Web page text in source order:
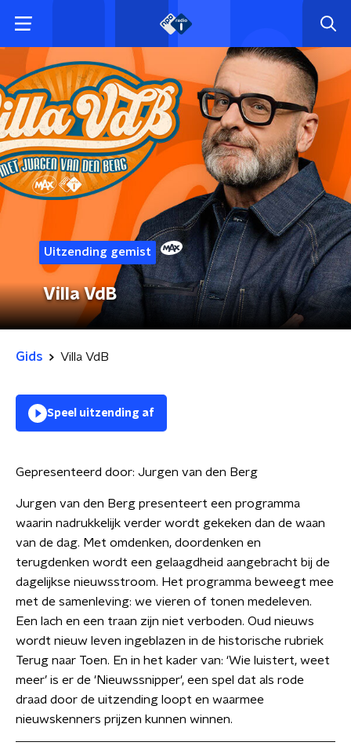
Uitzending gemist
Villa VdB
Gids Villa VdB
Speel uitzending af
Gepresenteerd door: Jurgen van den Berg
Jurgen van den Berg presenteert een programma
waarin nadrukkelijk verder wordt gekeken dan de waan
van de dag. Met omdenken, doordenken en
terugdenken wordt een gelaagdheid aangebracht bij de
dagelijkse nieuwsstroom. Het programma beweegt mee
met de samenleving: we vieren of tonen medeleven.
Een lach en een traan zijn niet verboden. Oud nieuws
wordt nieuw leven ingeblazen in de historische rubriek
Terug naar Toen. En in het kader van: ‘Wie luistert, weet
meer’ is er de 'Nieuwssnipper', een spel dat als rode
draad door de uitzending loopt en waarmee
nieuwskenners prijzen kunnen winnen.